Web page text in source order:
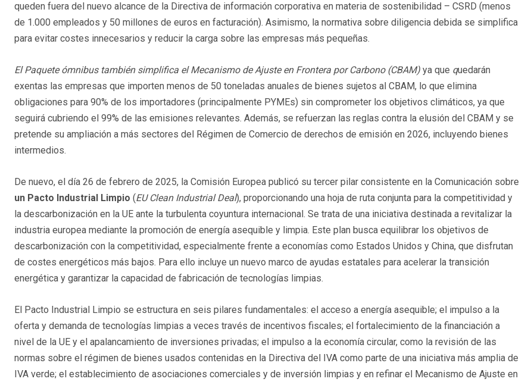
queden fuera del nuevo alcance de la Directiva de información corporativa en materia de sostenibilidad – CSRD (menos
de 1.000 empleados y 50 millones de euros en facturación). Asimismo, la normativa sobre diligencia debida se simplifica
para evitar costes innecesarios y reducir la carga sobre las empresas más pequeñas.
El Paquete ómnibus también simplifica el Mecanismo de Ajuste en Frontera por Carbono (CBAM) ya que quedarán
exentas las empresas que importen menos de 50 toneladas anuales de bienes sujetos al CBAM, lo que elimina
obligaciones para 90% de los importadores (principalmente PYMEs) sin comprometer los objetivos climáticos, ya que
seguirá cubriendo el 99% de las emisiones relevantes. Además, se refuerzan las reglas contra la elusión del CBAM y se
pretende su ampliación a más sectores del Régimen de Comercio de derechos de emisión en 2026, incluyendo bienes
intermedios.
De nuevo, el día 26 de febrero de 2025, la Comisión Europea publicó su tercer pilar consistente en la Comunicación sobre
un Pacto Industrial Limpio (EU Clean Industrial Deal), proporcionando una hoja de ruta conjunta para la competitividad y
la descarbonización en la UE ante la turbulenta coyuntura internacional. Se trata de una iniciativa destinada a revitalizar la
industria europea mediante la promoción de energía asequible y limpia. Este plan busca equilibrar los objetivos de
descarbonización con la competitividad, especialmente frente a economías como Estados Unidos y China, que disfrutan
de costes energéticos más bajos. Para ello incluye un nuevo marco de ayudas estatales para acelerar la transición
energética y garantizar la capacidad de fabricación de tecnologías limpias.
El Pacto Industrial Limpio se estructura en seis pilares fundamentales: el acceso a energía asequible; el impulso a la
oferta y demanda de tecnologías limpias a veces través de incentivos fiscales; el fortalecimiento de la financiación a
nivel de la UE y el apalancamiento de inversiones privadas; el impulso a la economía circular, como la revisión de las
normas sobre el régimen de bienes usados contenidas en la Directiva del IVA como parte de una iniciativa más amplia de
IVA verde; el establecimiento de asociaciones comerciales y de inversión limpias y en refinar el Mecanismo de Ajuste en